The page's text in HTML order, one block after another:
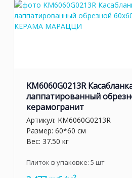
KM6060G0213R
лаппатированный
керамогранит
Артикул: KM6060G0213R
Размер: 60*60 см
Вес: 37.50 кг
Плиток в упаковке: 5 шт